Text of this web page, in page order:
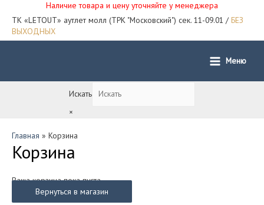
Наличие товара и цену уточняйте у менеджера
ТК «LETOUT» аутлет молл (ТРК "Московский") сек. 11-09.01 / БЕЗ
ВЫХОДНЫХ
Main
Меню
Искать
×
Главная Корзина
Корзина
Ваша корзина пока пуста.
Вернуться в магазин